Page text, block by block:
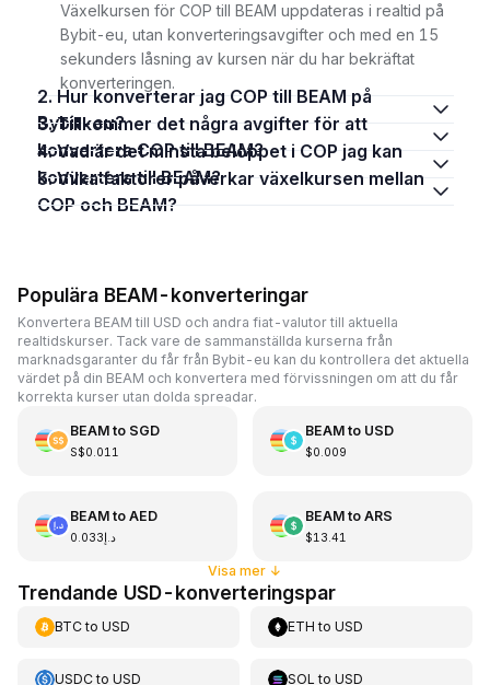
Växelkursen för COP till BEAM uppdateras i realtid på
Bybit-eu, utan konverteringsavgifter och med en 15
sekunders låsning av kursen när du har bekräftat
konverteringen.
2. Hur konverterar jag COP till BEAM på
Bybit-eu?
3. Tillkommer det några avgifter för att
konvertera COP till BEAM?
4. Vad är det minsta beloppet i COP jag kan
konvertera till BEAM?
5. Vilka faktorer påverkar växelkursen mellan
COP och BEAM?
Populära BEAM-konverteringar
Konvertera BEAM till USD och andra fiat-valutor till aktuella
realtidskurser. Tack vare de sammanställda kurserna från
marknadsgaranter du får från Bybit-eu kan du kontrollera det aktuella
värdet på din BEAM och konvertera med förvissningen om att du får
korrekta kurser utan dolda spreadar.
BEAMto SGD
S$0.011
BEAMto USD
$0.009
BEAMto AED
د.إ0.033
BEAMto ARS
$13.41
Visa mer ↓
Trendande USD-konverteringspar
BTCto USD ETH toUSD
USDCto USD SOL toUSD